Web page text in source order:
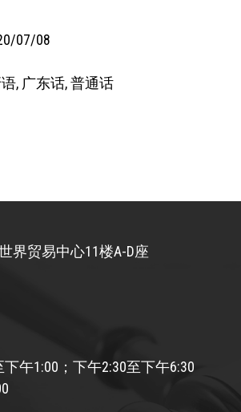
07/08
, 广东话, 普通话
界贸易中心11楼A-D座
午1:00；下午2:30至下午6:30